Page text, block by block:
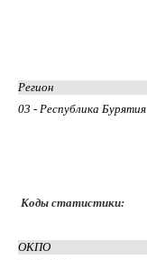
Регион
03 - Республика Бурятия
Коды статистики:
ОКПО